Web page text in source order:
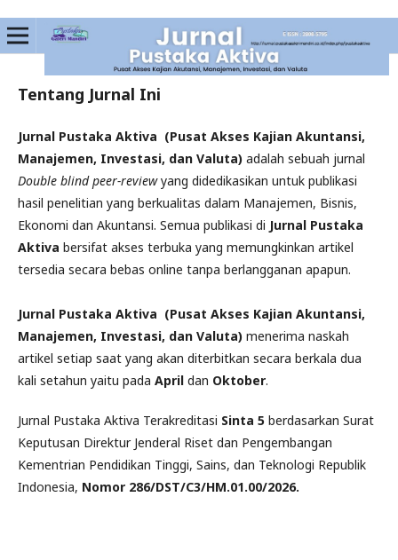
Tentang Jurnal Ini
Jurnal Pustaka Aktiva (Pusat Akses Kajian Akuntansi,
Manajemen, Investasi, dan Valuta) adalah sebuah jurnal
Double blind peer-review yang didedikasikan untuk publikasi
hasil penelitian yang berkualitas dalam Manajemen, Bisnis,
Ekonomi dan Akuntansi. Semua publikasi di Jurnal Pustaka
Aktiva bersifat akses terbuka yang memungkinkan artikel
tersedia secara bebas online tanpa berlangganan apapun.
Jurnal Pustaka Aktiva (Pusat Akses Kajian Akuntansi,
Manajemen, Investasi, dan Valuta) menerima naskah
artikel setiap saat yang akan diterbitkan secara berkala dua
kali setahun yaitu pada April dan Oktober.
Jurnal Pustaka Aktiva Terakreditasi Sinta 5 berdasarkan Surat
Keputusan Direktur Jenderal Riset dan Pengembangan
Kementrian Pendidikan Tinggi, Sains, dan Teknologi Republik
Indonesia, Nomor 286/DST/C3/HM.01.00/2026.